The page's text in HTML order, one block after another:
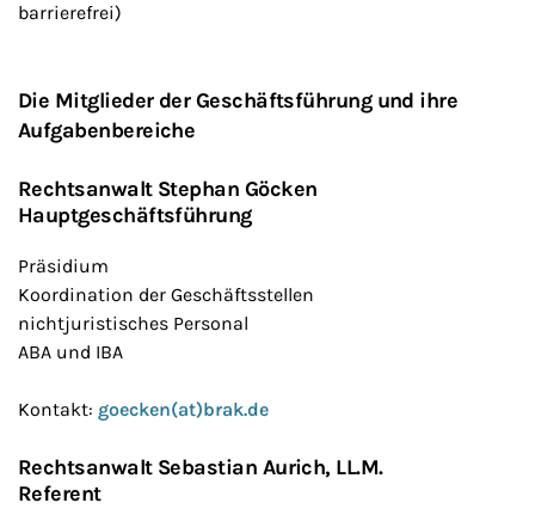
barrierefrei)
Die Mitglieder der Geschäftsführung und ihre
Aufgabenbereiche
Rechtsanwalt Stephan Göcken
Hauptgeschäftsführung
Präsidium
Koordination der Geschäftsstellen
nichtjuristisches Personal
ABA und IBA
Kontakt: goecken(at)brak.de
Rechtsanwalt Sebastian Aurich, LL.M.
Referent